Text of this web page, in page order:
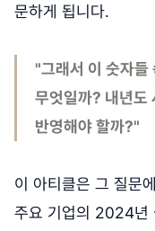
문하게 됩니다.
"그래서 이 숫자들
무엇일까? 내년도
반영해야 할까?"
이 아티클은 그 질문
주요 기업의 2024년